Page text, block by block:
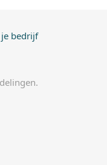
je bedrijf